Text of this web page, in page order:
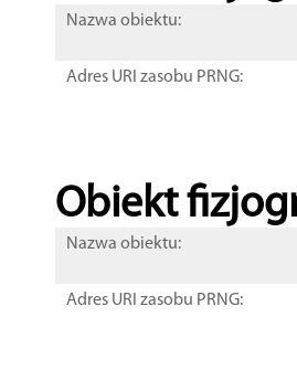
Nazwa obiektu:
Adres URI zasobu PRNG:
Obiekt
Nazwa obiektu:
Adres URI zasobu PRNG: